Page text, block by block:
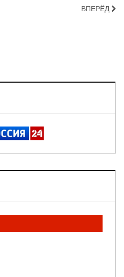
ВПЕРЁД